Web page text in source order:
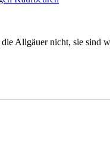
Allgäuer nicht, sie